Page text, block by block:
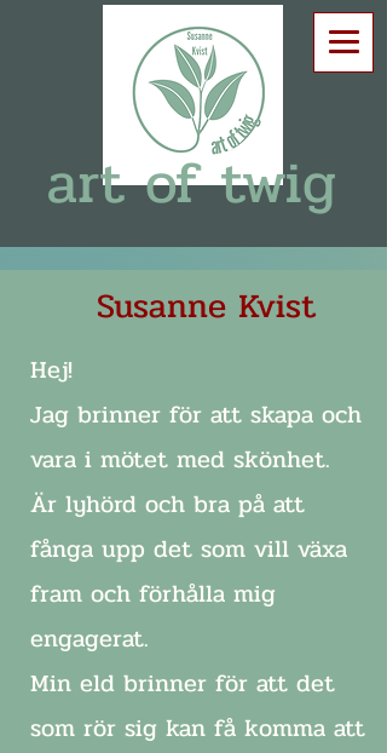
art of twig
Susanne Kvist
Hej!
Jag brinner för att skapa och
vara i mötet med skönhet.
Är lyhörd och bra på att
fånga upp det som vill växa
fram och förhålla mig
engagerat.
Min eld brinner för att det
som rör sig kan få komma att